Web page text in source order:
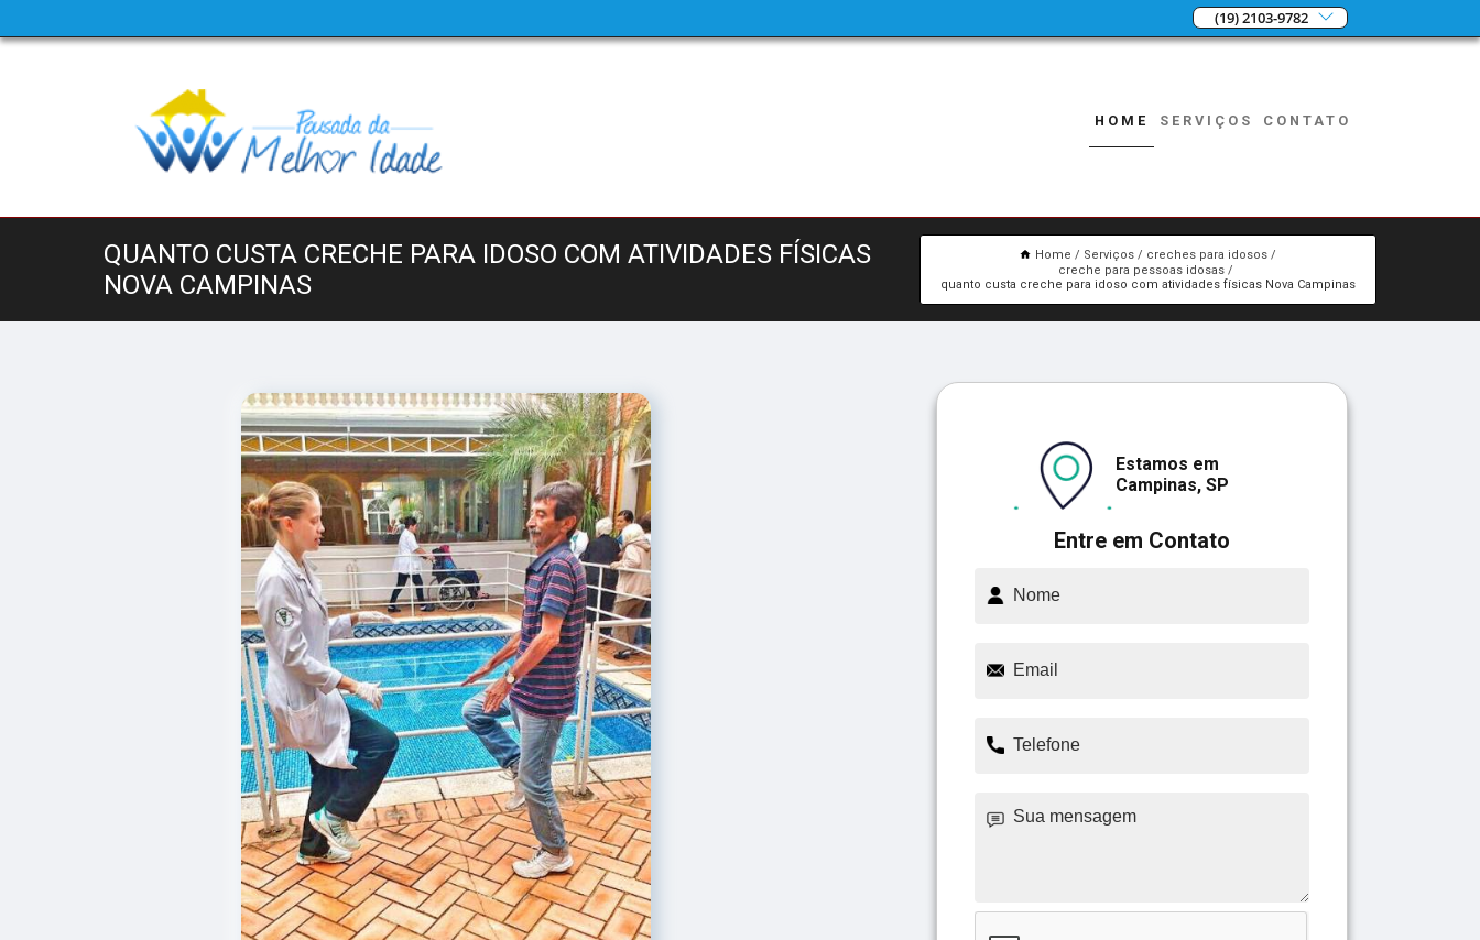
(19) 2103-9782
HOME SERVIÇOS CONTATO
QUANTO CUSTA CRECHE PARA IDOSO COM ATIVIDADES FÍSICAS
NOVA CAMPINAS
Home Serviços
creches para idosos
creche para pessoas idosas
quanto custa creche para idoso com atividades físicas Nova Campinas
Entre em Contato
Estamos em
Campinas, SP